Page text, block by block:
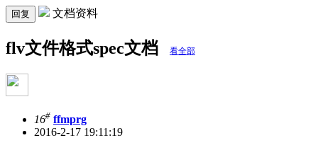
回复 文档资料
flv文件格式spec文档 看全部
16# ffmprg
2016-2-17 19:11:19